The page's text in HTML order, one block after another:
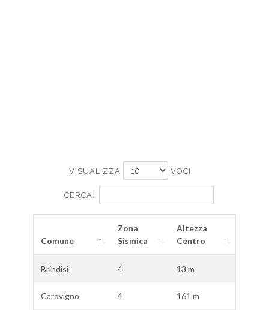
VISUALIZZA VOCI
CERCA:
Comune
Zona
Sismica
Altezza
Centro
Brindisi 4 13 m
Carovigno 4 161 m